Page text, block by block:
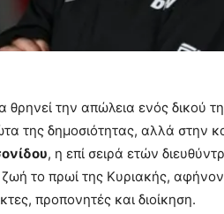
θρηνεί την απώλεια ενός δικού
της δημοσιότητας, αλλά στην
, η επί σειρά ετών
το πρωί της Κυριακής,
προπονητές και διοίκηση.